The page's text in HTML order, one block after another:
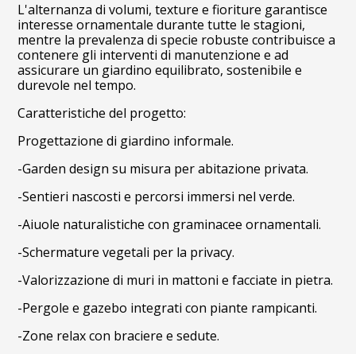
L'alternanza di volumi, texture e fioriture garantisce
interesse ornamentale durante tutte le stagioni,
mentre la prevalenza di specie robuste contribuisce a
contenere gli interventi di manutenzione e ad
assicurare un giardino equilibrato, sostenibile e
durevole nel tempo.
Caratteristiche del progetto:
Progettazione di giardino informale.
-Garden design su misura per abitazione privata.
-Sentieri nascosti e percorsi immersi nel verde.
-Aiuole naturalistiche con graminacee ornamentali.
-Schermature vegetali per la privacy.
-Valorizzazione di muri in mattoni e facciate in pietra.
-Pergole e gazebo integrati con piante rampicanti.
-Zone relax con braciere e sedute.